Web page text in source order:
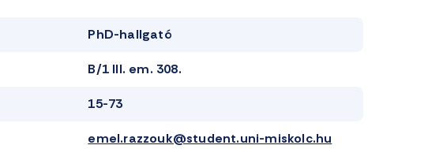
PhD-hallgató
B/1 III. em. 308.
15-73
emel.razzouk@student.uni-miskolc.hu